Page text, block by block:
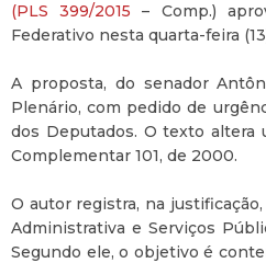
(PLS 399/2015 – Comp.)
Federativo nesta quarta-feira
A proposta, do senador
Plenário, com pedido de
dos Deputados. O texto altera
Complementar 101, de 2000.
O autor registra, na
Administrativa e Serviços
Segundo ele, o objetivo é